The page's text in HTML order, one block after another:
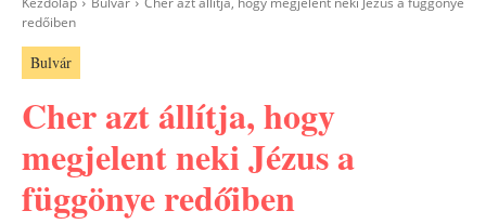
redőiben
Bulvár
Cher azt állítja, hogy
megjelent neki Jézus a
függönye redőiben